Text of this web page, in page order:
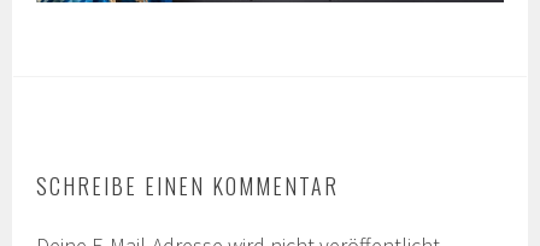
SCHREIBE EINEN KOMMENTAR